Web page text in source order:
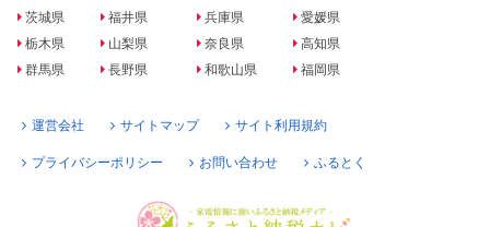
茨城県
栃木県
群馬県
福井県
山梨県
長野県
兵庫県
奈良県
和歌山県
愛媛県
高知県
福岡県
運営会社 サイトマップ サイト利用規約
プライバシーポリシー お問い合わせ ふるとく